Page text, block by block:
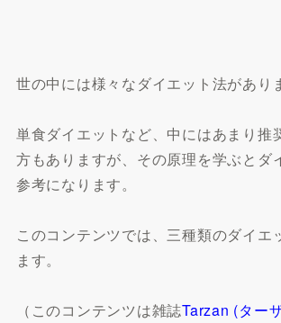
世の中には様々なダイエット法があり
単食ダイエットなど、中にはあまり推
方もありますが、その原理を学ぶとダ
参考になります。
このコンテンツでは、三種類のダイエ
ます。
（このコンテンツは雑誌Tarzan (ター